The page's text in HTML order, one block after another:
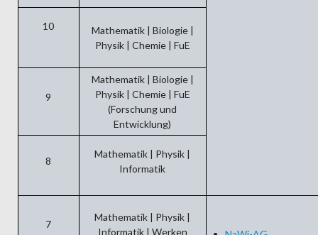
10
Mathematik | Biologie |
Physik | Chemie | FuE
9
Mathematik | Biologie |
Physik | Chemie | FuE
(Forschung und
Entwicklung)
8
Mathematik | Physik |
Informatik
7
Mathematik | Physik |
Informatik | Werken